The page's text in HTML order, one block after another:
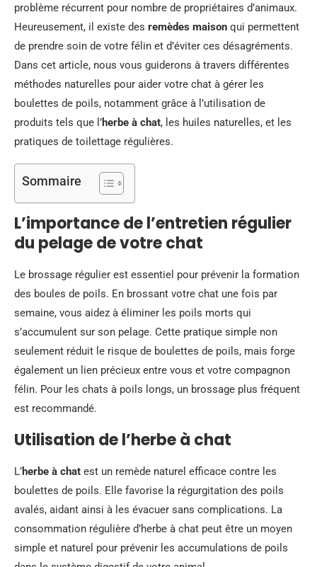
problème récurrent pour nombre de propriétaires d’animaux.
Heureusement, il existe des remèdes maison qui permettent
de prendre soin de votre félin et d’éviter ces désagréments.
Dans cet article, nous vous guiderons à travers différentes
méthodes naturelles pour aider votre chat à gérer les
boulettes de poils, notamment grâce à l’utilisation de
produits tels que l’herbe à chat, les huiles naturelles, et les
pratiques de toilettage régulières.
Sommaire
L’importance de l’entretien régulier
du pelage de votre chat
Le brossage régulier est essentiel pour prévenir la formation
des boules de poils. En brossant votre chat une fois par
semaine, vous aidez à éliminer les poils morts qui
s’accumulent sur son pelage. Cette pratique simple non
seulement réduit le risque de boulettes de poils, mais forge
également un lien précieux entre vous et votre compagnon
félin. Pour les chats à poils longs, un brossage plus fréquent
est recommandé.
Utilisation de l’herbe à chat
L’herbe à chat est un remède naturel efficace contre les
boulettes de poils. Elle favorise la régurgitation des poils
avalés, aidant ainsi à les évacuer sans complications. La
consommation régulière d’herbe à chat peut être un moyen
simple et naturel pour prévenir les accumulations de poils